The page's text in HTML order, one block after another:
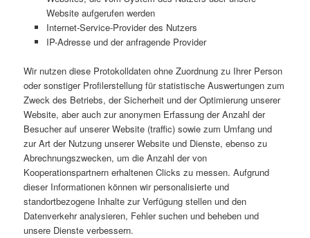
Website aufgerufen werden
Internet-Service-Provider des Nutzers
IP-Adresse und der anfragende Provider
Wir nutzen diese Protokolldaten ohne Zuordnung zu Ihrer Person
oder sonstiger Profilerstellung für statistische Auswertungen zum
Zweck des Betriebs, der Sicherheit und der Optimierung unserer
Website, aber auch zur anonymen Erfassung der Anzahl der
Besucher auf unserer Website (traffic) sowie zum Umfang und
zur Art der Nutzung unserer Website und Dienste, ebenso zu
Abrechnungszwecken, um die Anzahl der von
Kooperationspartnern erhaltenen Clicks zu messen. Aufgrund
dieser Informationen können wir personalisierte und
standortbezogene Inhalte zur Verfügung stellen und den
Datenverkehr analysieren, Fehler suchen und beheben und
unsere Dienste verbessern.